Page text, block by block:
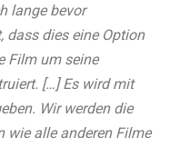
lange bevor
dass dies eine Option
Film um seine
[…] Es wird mit
Wir werden die
wie alle anderen Filme